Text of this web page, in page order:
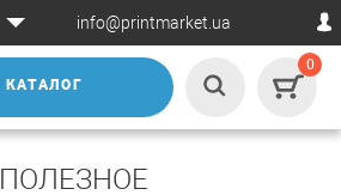
info@printmarket.ua
КАТАЛОГ
0
ПОЛЕЗНОЕ